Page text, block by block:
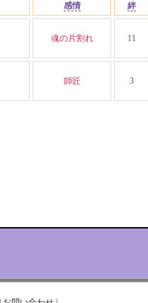
感情 絆
魂の片割れ 11
師匠 3